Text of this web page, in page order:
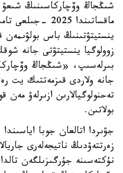
شىڭجاڭ وۆچاركاسىنىڭ شىعۋ
ماقساتىندا
ينستيتۋتىنىڭ باس بولۋىمەن
زوولوگيا ينستيتۋتى جانە
بىرلەسىپ، «شىڭجاڭ
جانە ولاردى قىزمەتتىك يت
تەحنولوگيالارىن ازىرلەۋ
بولاتىن.
جۋىردا اتالعان جوبا
زەرتتەۋدىڭ ناتيجەلەرى
نۇكتەسىنە جۇرگىزىلگەن